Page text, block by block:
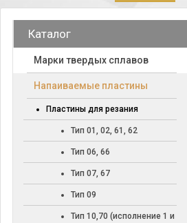
Каталог
Марки твердых сплавов
Напаиваемые пластины
Пластины для резания
Тип 01, 02, 61, 62
Тип 06, 66
Тип 07, 67
Тип 09
Тип 10,70 (исполнение 1 и